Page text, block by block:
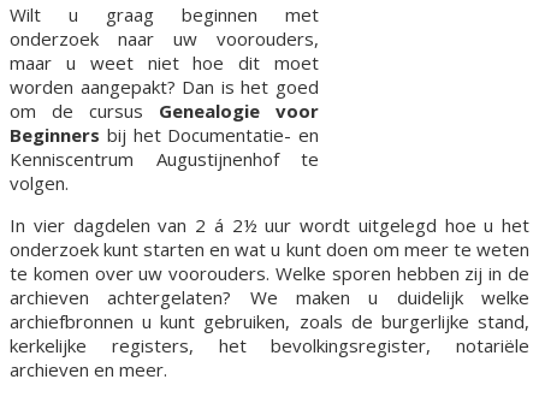
Wilt u graag beginnen met
onderzoek naar uw voorouders,
maar u weet niet hoe dit moet
worden aangepakt? Dan is het goed
om de cursus Genealogie voor
Beginners bij het Documentatie- en
Kenniscentrum Augustijnenhof te
volgen.
In vier dagdelen van 2 á 2½ uur wordt uitgelegd hoe u het
onderzoek kunt starten en wat u kunt doen om meer te weten
te komen over uw voorouders. Welke sporen hebben zij in de
archieven achtergelaten? We maken u duidelijk welke
archiefbronnen u kunt gebruiken, zoals de burgerlijke stand,
kerkelijke registers, het bevolkingsregister, notariële
archieven en meer.